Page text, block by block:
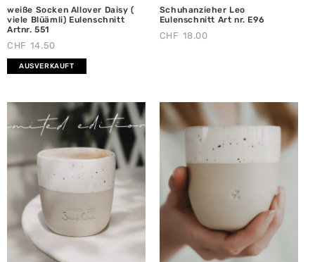
weiße Socken Allover Daisy (
viele Blüämli) Eulenschnitt
Artnr. 551
CHF 14.50
AUSVERKAUFT
Schuhanzieher Leo
Eulenschnitt Art nr. E96
CHF 18.00